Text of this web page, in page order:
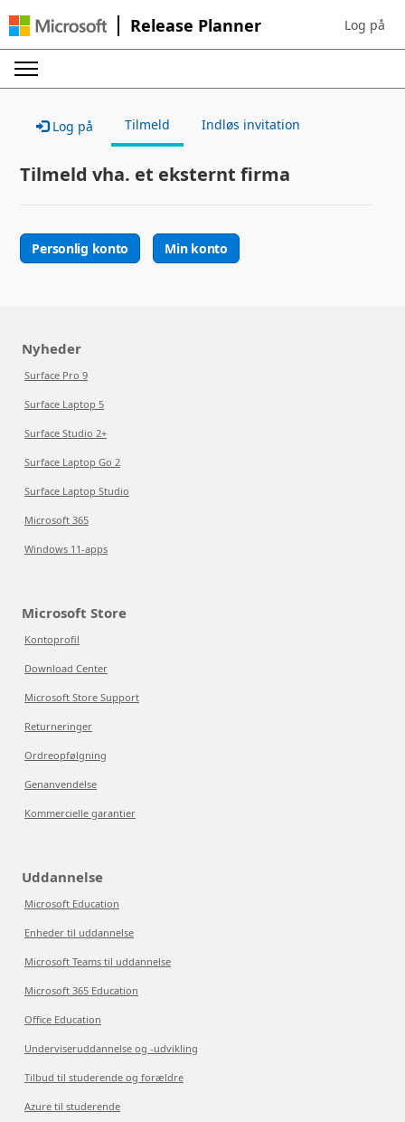
Release Planner Sign in to
Log på
Log på Tilmeld Indløs invitation
Tilmeld vha. et eksternt firma
Personlig konto Min konto
Nyheder
Surface Pro 9
Surface Laptop 5
Surface Studio 2+
Surface Laptop Go 2
Surface Laptop Studio
Microsoft 365
Windows 11-apps
Microsoft Store
Kontoprofil
Download Center
Microsoft Store Support
Returneringer
Ordreopfølgning
Genanvendelse
Kommercielle garantier
Uddannelse
Microsoft Education
Enheder til uddannelse
Microsoft Teams til uddannelse
Microsoft 365 Education
Office Education
Underviseruddannelse og -udvikling
Tilbud til studerende og forældre
Azure til studerende